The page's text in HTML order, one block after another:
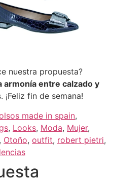
nuestra propuesta?
armonía entre calzado y
fin de semana!
made in spain,
, Looks, Moda, Mujer,
, Otoño, outfit, robert pietri,